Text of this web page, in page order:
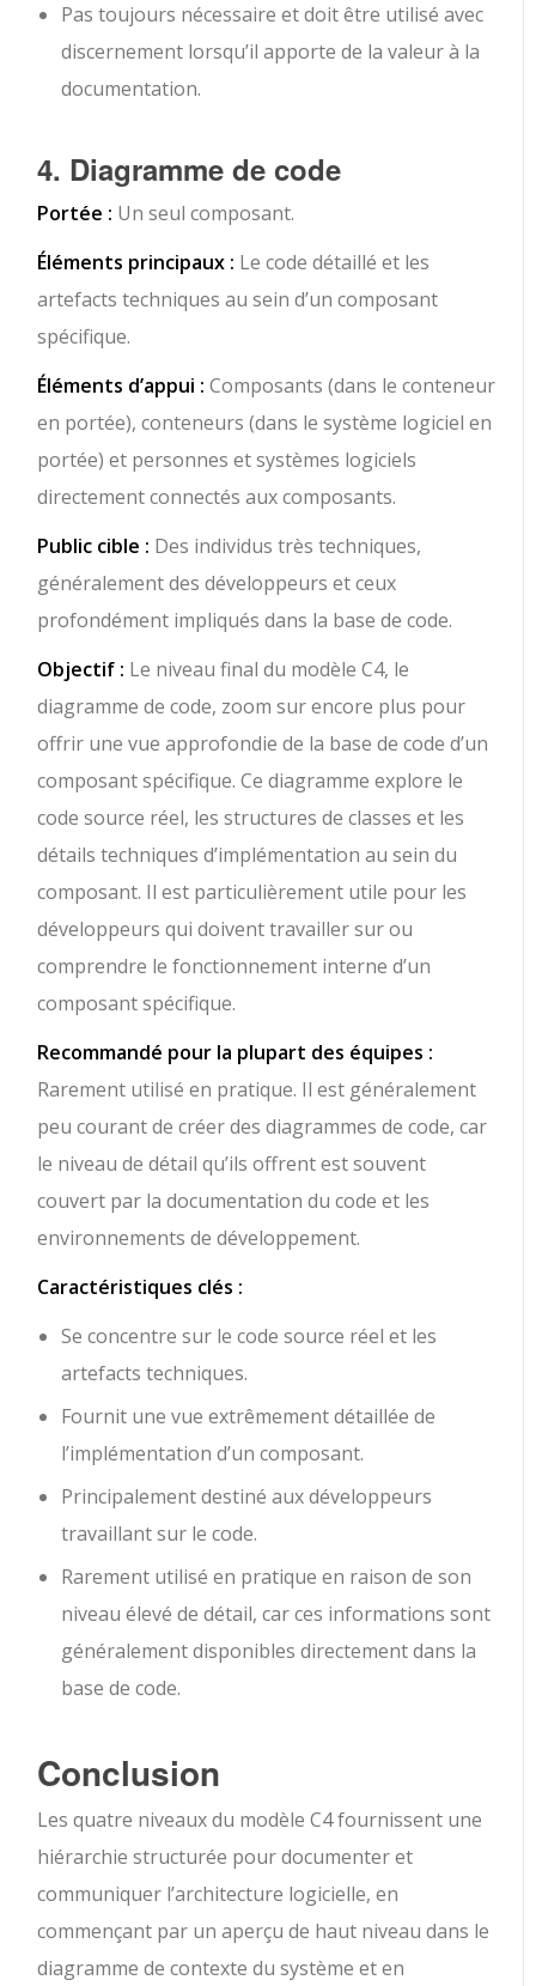
Pas toujours nécessaire et doit être utilisé avec
discernement lorsqu’il apporte de la valeur à la
documentation.
4. Diagramme de code
Portée : Un seul composant.
Éléments principaux : Le code détaillé et les
artefacts techniques au sein d’un composant
spécifique.
Éléments d’appui : Composants (dans le conteneur
en portée), conteneurs (dans le système logiciel en
portée) et personnes et systèmes logiciels
directement connectés aux composants.
Public cible : Des individus très techniques,
généralement des développeurs et ceux
profondément impliqués dans la base de code.
Objectif : Le niveau final du modèle C4, le
diagramme de code, zoom sur encore plus pour
offrir une vue approfondie de la base de code d’un
composant spécifique. Ce diagramme explore le
code source réel, les structures de classes et les
détails techniques d’implémentation au sein du
composant. Il est particulièrement utile pour les
développeurs qui doivent travailler sur ou
comprendre le fonctionnement interne d’un
composant spécifique.
Recommandé pour la plupart des équipes :
Rarement utilisé en pratique. Il est généralement
peu courant de créer des diagrammes de code, car
le niveau de détail qu’ils offrent est souvent
couvert par la documentation du code et les
environnements de développement.
Caractéristiques clés :
Se concentre sur le code source réel et les
artefacts techniques.
Fournit une vue extrêmement détaillée de
l’implémentation d’un composant.
Principalement destiné aux développeurs
travaillant sur le code.
Rarement utilisé en pratique en raison de son
niveau élevé de détail, car ces informations sont
généralement disponibles directement dans la
base de code.
Conclusion
Les quatre niveaux du modèle C4 fournissent une
hiérarchie structurée pour documenter et
communiquer l’architecture logicielle, en
commençant par un aperçu de haut niveau dans le
diagramme de contexte du système et en